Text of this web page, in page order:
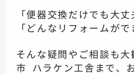
「便器交換だけでも大丈
「どんなリフォームがで
そんな疑問やご相談も
市 ハラケン工舎まで、